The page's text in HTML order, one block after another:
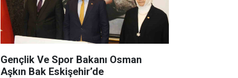
Gençlik Ve Spor Bakanı Osman
Aşkın Bak Eskişehir’de